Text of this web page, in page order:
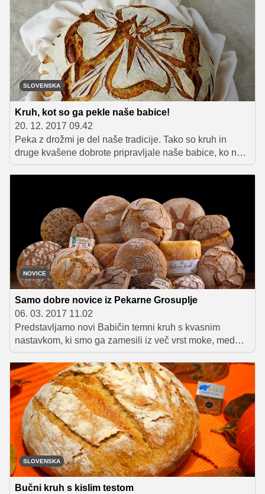
vonj domačih dobrot, vam v nadaljevanju ponujamo
recepte treh jedi, ki na priljubljenem prazniku zagotovo
ne smejo manjkati na bogato obloženi mizi.
SLOVENSKA
Kruh, kot so ga pekle naše babice!
20. 12. 2017 09.42
Peka z drožmi je del naše tradicije. Tako so kruh in
druge kvašene dobrote pripravljale naše babice, ko na
trgovskih policah še ni bilo mogoče dobiti kvasa. Z Anito
peke in na kaj moramo pri pripravi paziti.
NOVICE
Samo dobre novice iz Pekarne Grosuplje
06. 03. 2017 11.02
Predstavljamo novi Babičin temni kruh s kvasnim
nastavkom, ki smo ga zamesili iz več vrst moke, med
njimi pšenične polnozrnate in ržene moke.
SLOVENSKA
Bučni kruh s kislim testom